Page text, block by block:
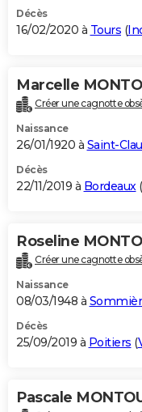
Décès
16/02/2020 à Tours (
Marcelle
Créer une cagnotte
Naissance
26/01/1920 à Saint-
Décès
22/11/2019 à Bordeaux(
Roseline
Créer une cagnotte
Naissance
08/03/1948 à
Décès
25/09/2019 à Poitiers (
Pascale